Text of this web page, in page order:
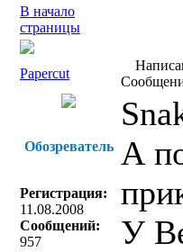
В начало
страницы
Papercut
Обозреватель
Регистрация:
11.08.2008
Сообщений:
957
А
У